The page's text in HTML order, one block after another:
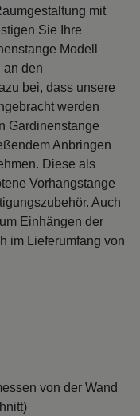
mit
Sie Ihre
Modell
an den
bei, dass unsere
werden
Gardinenstange
Anbringen
Diese als
Vorhangstange
Auch
Einhängen der
im Lieferumfang von
von der Wand